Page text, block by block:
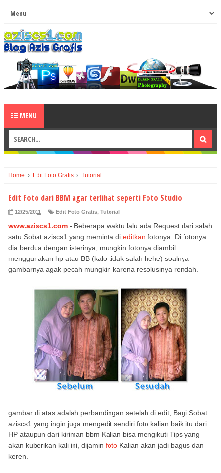
MENU
Home › Edit Foto Gratis › Tutorial
Edit Foto dari BBM agar terlihat seperti Foto Studio
12/25/2011 Edit Foto Gratis, Tutorial
www.aziscs1.com - Beberapa waktu lalu ada Request dari salah
satu Sobat aziscs1 yang meminta di editkan fotonya. Di fotonya
dia berdua dengan isterinya, mungkin fotonya diambil
menggunakan hp atau BB (kalo tidak salah hehe) soalnya
gambarnya agak pecah mungkin karena resolusinya rendah.
gambar di atas adalah perbandingan setelah di edit, Bagi Sobat
aziscs1 yang ingin juga mengedit sendiri foto kalian baik itu dari
HP ataupun dari kiriman bbm Kalian bisa mengikuti Tips yang
akan kuberikan kali ini, dijamin foto Kalian akan jadi bagus dan
keren.